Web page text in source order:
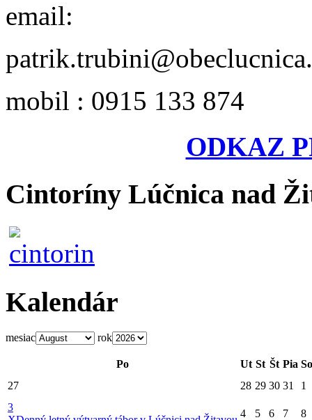
email:
mobil : 0915 133 874
ODKAZ
Cintoríny Lúčnica nad
Kalendár
mesiac rok
Po Ut St Št Pia So
27
28 29 30 31
1
3
4 5 6 7 8